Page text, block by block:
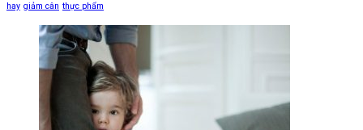
hay giảm cân thực phẩm